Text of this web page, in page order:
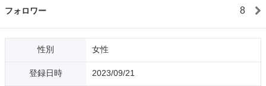
フォロワー 8
性別 女性
登録日時 2023/09/21